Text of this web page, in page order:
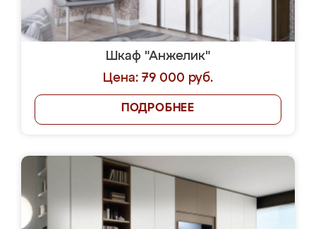
Шкаф "Анжелик"
Цена: 79 000 руб.
ПОДРОБНЕЕ